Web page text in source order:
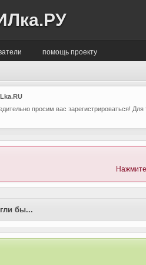
помощь проекту
просим вас зарегистрироваться!
Нажмите
бы...